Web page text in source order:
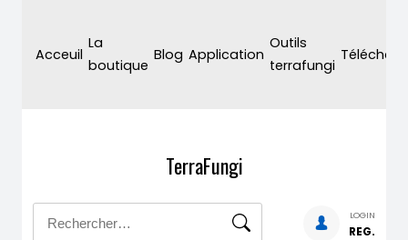
content
Acceuil
La
boutique
Blog Application
Outils
terrafungi
TerraFungi
Rechercher : LOGIN
REG.